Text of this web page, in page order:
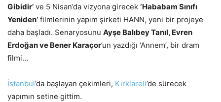
Gibidir’ ve 5 Nisan’da vizyona girecek ‘Hababam Sınıfı
Yeniden’ filmlerinin yapım şirketi HANN, yeni bir projeye
daha başladı. Senaryosunu Ayşe Balıbey Tanıl, Evren
Erdoğan ve Bener Karaçor’un yazdığı ‘Annem’, bir dram
filmi…
İstanbul’da başlayan çekimleri, Kırklareli’de sürecek
yapımın setine gittim.